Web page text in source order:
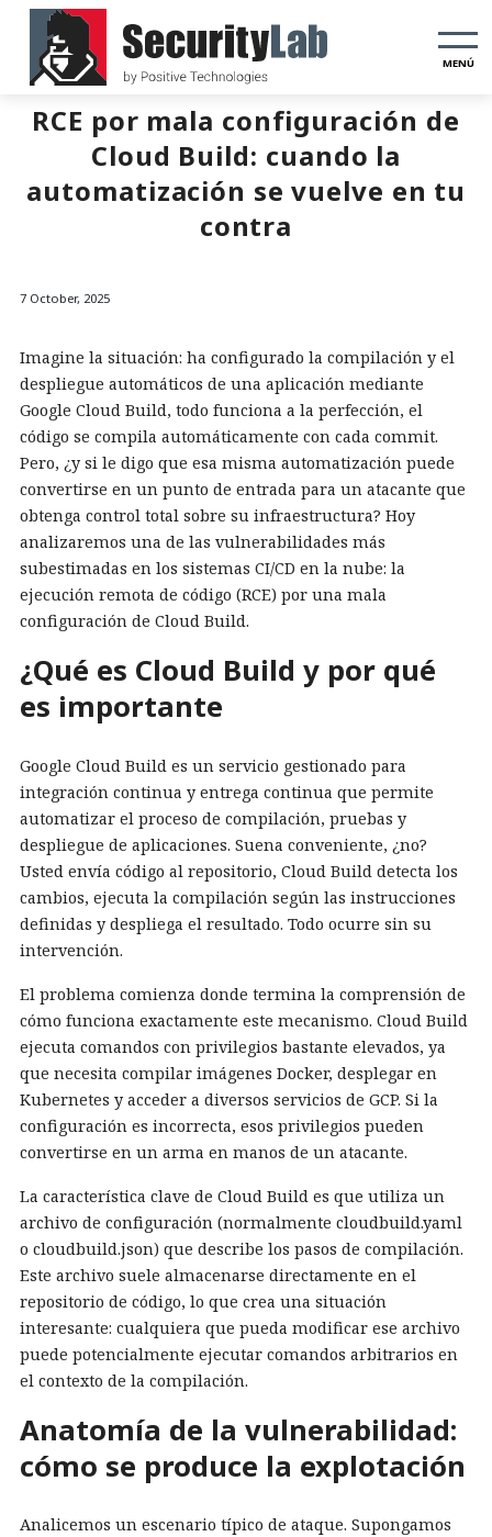
MENÚ
RCE por mala configuración de
Cloud Build: cuando la
automatización se vuelve en tu
contra
7 October, 2025
Imagine la situación: ha configurado la compilación y el
despliegue automáticos de una aplicación mediante
Google Cloud Build, todo funciona a la perfección, el
código se compila automáticamente con cada commit.
Pero, ¿y si le digo que esa misma automatización puede
convertirse en un punto de entrada para un atacante que
obtenga control total sobre su infraestructura? Hoy
analizaremos una de las vulnerabilidades más
subestimadas en los sistemas CI/CD en la nube: la
ejecución remota de código (RCE) por una mala
configuración de Cloud Build.
¿Qué es Cloud Build y por qué
es importante
Google Cloud Build es un servicio gestionado para
integración continua y entrega continua que permite
automatizar el proceso de compilación, pruebas y
despliegue de aplicaciones. Suena conveniente, ¿no?
Usted envía código al repositorio, Cloud Build detecta los
cambios, ejecuta la compilación según las instrucciones
definidas y despliega el resultado. Todo ocurre sin su
intervención.
El problema comienza donde termina la comprensión de
cómo funciona exactamente este mecanismo. Cloud Build
ejecuta comandos con privilegios bastante elevados, ya
que necesita compilar imágenes Docker, desplegar en
Kubernetes y acceder a diversos servicios de GCP. Si la
configuración es incorrecta, esos privilegios pueden
convertirse en un arma en manos de un atacante.
La característica clave de Cloud Build es que utiliza un
archivo de configuración (normalmente cloudbuild.yaml
o cloudbuild.json) que describe los pasos de compilación.
Este archivo suele almacenarse directamente en el
repositorio de código, lo que crea una situación
interesante: cualquiera que pueda modificar ese archivo
puede potencialmente ejecutar comandos arbitrarios en
el contexto de la compilación.
Anatomía de la vulnerabilidad:
cómo se produce la explotación
Analicemos un escenario típico de ataque. Supongamos